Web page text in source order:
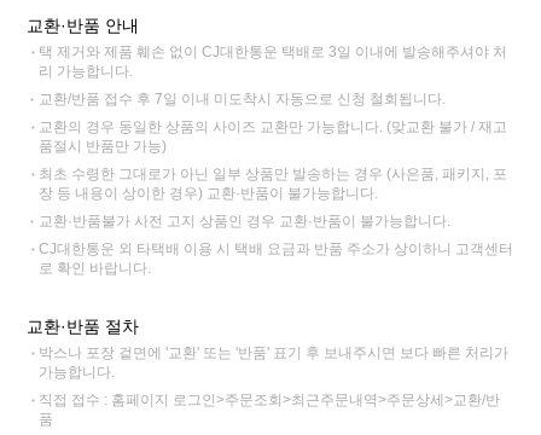
교환·반품 안내
택 제거와 제품 훼손 없이 CJ대한통운 택배로 3일 이내에 발송해주셔야 처
리 가능합니다.
교환/반품 접수 후 7일 이내 미도착시 자동으로 신청 철회됩니다.
교환의 경우 동일한 상품의 사이즈 교환만 가능합니다. (맞교환 불가 / 재고
품절시 반품만 가능)
최초 수령한 그대로가 아닌 일부 상품만 발송하는 경우 (사은품, 패키지, 포
장 등 내용이 상이한 경우) 교환·반품이 불가능합니다.
교환·반품불가 사전 고지 상품인 경우 교환·반품이 불가능합니다.
CJ대한통운 외 타택배 이용 시 택배 요금과 반품 주소가 상이하니 고객센터
로 확인 바랍니다.
교환·반품 절차
박스나 포장 겉면에 '교환' 또는 '반품' 표기 후 보내주시면 보다 빠른 처리가
가능합니다.
직접 접수 : 홈페이지 로그인>주문조회>최근주문내역>주문상세>교환/반
품